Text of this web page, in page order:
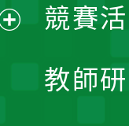
競賽
教師
開